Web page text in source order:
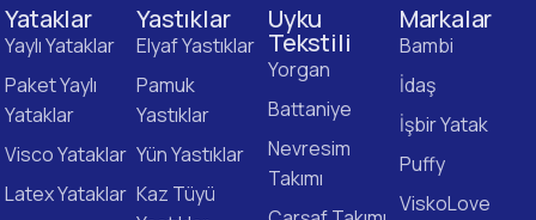
Yataklar
Yaylı Yataklar
Paket Yaylı
Yataklar
Visco Yataklar
Latex Yataklar
Yastıklar
Elyaf Yastıklar
Pamuk
Yastıklar
Yün Yastıklar
Kaz Tüyü
Uyku
Tekstili
Yorgan
Battaniye
Nevresim
Takımı
Markalar
Bambi
İdaş
İşbir Yatak
Puffy
ViskoLove